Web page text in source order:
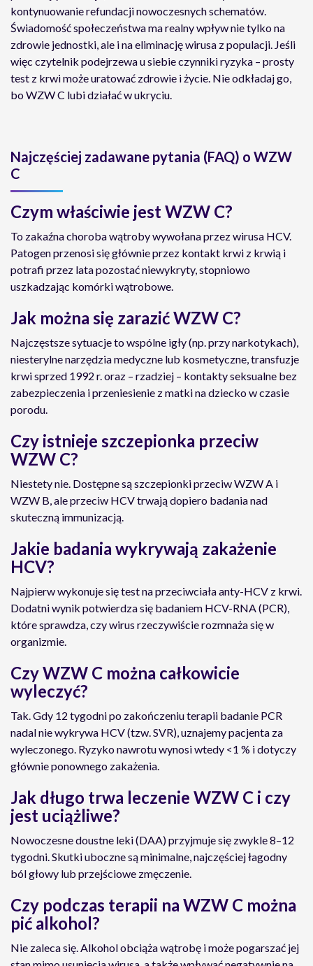
kontynuowanie refundacji nowoczesnych schematów.
Świadomość społeczeństwa ma realny wpływ nie tylko na
zdrowie jednostki, ale i na eliminację wirusa z populacji. Jeśli
więc czytelnik podejrzewa u siebie czynniki ryzyka – prosty
test z krwi może uratować zdrowie i życie. Nie odkładaj go,
bo WZW C lubi działać w ukryciu.
Najczęściej zadawane pytania (FAQ) o WZW
C
Czym właściwie jest WZW C?
To zakaźna choroba wątroby wywołana przez wirusa HCV.
Patogen przenosi się głównie przez kontakt krwi z krwią i
potrafi przez lata pozostać niewykryty, stopniowo
uszkadzając komórki wątrobowe.
Jak można się zarazić WZW C?
Najczęstsze sytuacje to wspólne igły (np. przy narkotykach),
niesterylne narzędzia medyczne lub kosmetyczne, transfuzje
krwi sprzed 1992 r. oraz – rzadziej – kontakty seksualne bez
zabezpieczenia i przeniesienie z matki na dziecko w czasie
porodu.
Czy istnieje szczepionka przeciw
WZW C?
Niestety nie. Dostępne są szczepionki przeciw WZW A i
WZW B, ale przeciw HCV trwają dopiero badania nad
skuteczną immunizacją.
Jakie badania wykrywają zakażenie
HCV?
Najpierw wykonuje się test na przeciwciała anty-HCV z krwi.
Dodatni wynik potwierdza się badaniem HCV-RNA (PCR),
które sprawdza, czy wirus rzeczywiście rozmnaża się w
organizmie.
Czy WZW C można całkowicie
wyleczyć?
Tak. Gdy 12 tygodni po zakończeniu terapii badanie PCR
nadal nie wykrywa HCV (tzw. SVR), uznajemy pacjenta za
wyleczonego. Ryzyko nawrotu wynosi wtedy <1 % i dotyczy
głównie ponownego zakażenia.
Jak długo trwa leczenie WZW C i czy
jest uciążliwe?
Nowoczesne doustne leki (DAA) przyjmuje się zwykle 8–12
tygodni. Skutki uboczne są minimalne, najczęściej łagodny
ból głowy lub przejściowe zmęczenie.
Czy podczas terapii na WZW C można
pić alkohol?
Nie zaleca się. Alkohol obciąża wątrobę i może pogarszać jej